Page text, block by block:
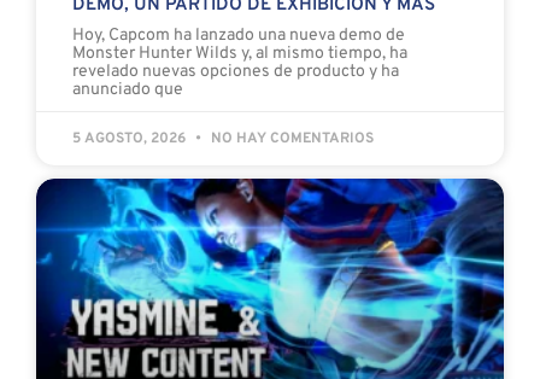
DEMO, UN PARTIDO DE EXHIBICIÓN Y MÁS
Hoy, Capcom ha lanzado una nueva demo de
Monster Hunter Wilds y, al mismo tiempo, ha
revelado nuevas opciones de producto y ha
anunciado que
5 AGOSTO, 2026 NO HAY COMENTARIOS